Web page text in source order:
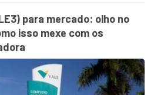
para mercado: olho no
isso mexe com os